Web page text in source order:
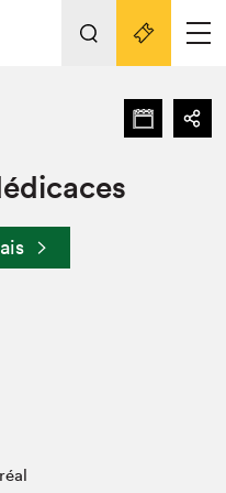
Nos activités